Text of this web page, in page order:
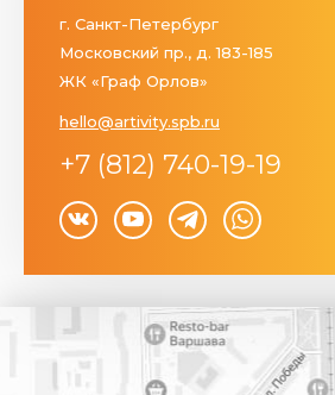
г. Санкт-Петербург
Московский пр., д. 183-185
ЖК «Граф Орлов»
hello@artivity.spb.ru
+7 (812) 740-19-19